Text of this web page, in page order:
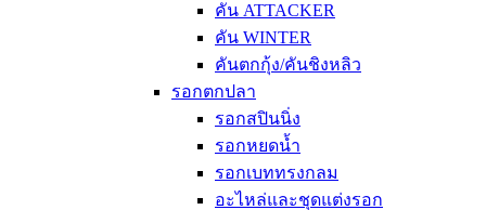
คัน ATTACKER
คัน WINTER
คันตกกุ้ง/คันชิงหลิว
รอกตกปลา
รอกสปินนิ่ง
รอกหยดน้ำ
รอกเบททรงกลม
อะไหล่และชุดแต่งรอก